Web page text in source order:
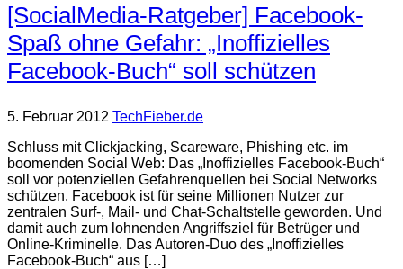
[SocialMedia-Ratgeber] Facebook-
Spaß ohne Gefahr: „Inoffizielles
Facebook-Buch“ soll schützen
5. Februar 2012 TechFieber.de
Schluss mit Clickjacking, Scareware, Phishing etc. im
boomenden Social Web: Das „Inoffizielles Facebook-Buch“
soll vor potenziellen Gefahrenquellen bei Social Networks
schützen. Facebook ist für seine Millionen Nutzer zur
zentralen Surf-, Mail- und Chat-Schaltstelle geworden. Und
damit auch zum lohnenden Angriffsziel für Betrüger und
Online-Kriminelle. Das Autoren-Duo des „Inoffizielles
Facebook-Buch“ aus […]